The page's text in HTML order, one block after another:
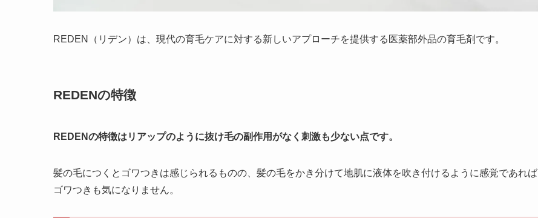
REDEN（リデン）は、現代の育毛ケアに対する新しいアプローチを提供する医薬部外品の育毛剤です。
REDENの特徴
REDENの特徴はリアップのように抜け毛の副作用がなく刺激も少ない点です。
髪の毛につくとゴワつきは感じられるものの、髪の毛をかき分けて地肌に液体を吹き付けるように感覚であれば
ゴワつきも気になりません。